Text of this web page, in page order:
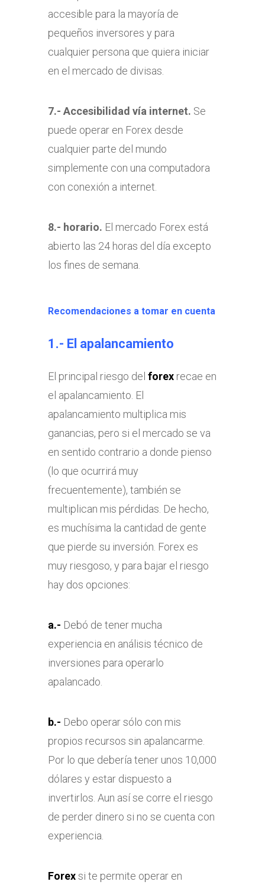
accesible para la mayoría de
pequeños inversores y para
cualquier persona que quiera iniciar
en el mercado de divisas.
7.- Accesibilidad vía internet. Se
puede operar en Forex desde
cualquier parte del mundo
simplemente con una computadora
con conexión a internet.
8.- horario. El mercado Forex está
abierto las 24 horas del día excepto
los fines de semana.
Recomendaciones a tomar en cuenta
1.- El apalancamiento
El principal riesgo del forexrecae en
el apalancamiento. El
apalancamiento multiplica mis
ganancias, pero si el mercado se va
en sentido contrario a donde pienso
(lo que ocurrirá muy
frecuentemente), también se
multiplican mis pérdidas. De hecho,
es muchísima la cantidad de gente
que pierde su inversión. Forex es
muy riesgoso, y para bajar el riesgo
hay dos opciones:
a.- Debó de tener mucha
experiencia en análisis técnico de
inversiones para operarlo
apalancado.
b.- Debo operar sólo con mis
propios recursos sin apalancarme.
Por lo que debería tener unos 10,000
dólares y estar dispuesto a
invertirlos. Aun así se corre el riesgo
de perder dinero si no se cuenta con
experiencia.
Forexsi te permite operar en